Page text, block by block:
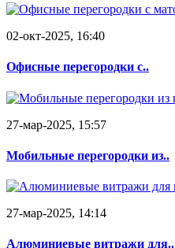
02-окт-2025, 16:40
Офисные перегородки с..
27-мар-2025, 15:57
Мобильные перегородки из..
27-мар-2025, 14:14
Алюминиевые витражи для..